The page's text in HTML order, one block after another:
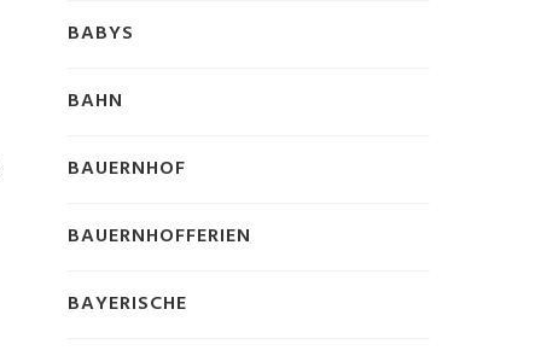
BABYS
BAHN
BAUERNHOF
BAUERNHOFFERIEN
BAYERISCHE